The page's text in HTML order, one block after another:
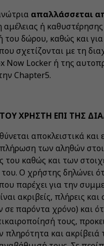
απαλλάσσεται
ή καθυστέρησης
του δώρου, καθώς και
σχετίζονται με τη
Now Locker ή της
Chapter5.
ΧΡΗΣΤΗ ΕΠΙ ΤΗΣ
αποκλειστικά και
των αληθών
του καθώς και των
Ο χρήστης δηλώνει
παρέχει για την
ακριβείς, πλήρεις και
σε παρόντα χρόνο) και
τους,
πληρότητα και ακρίβειά